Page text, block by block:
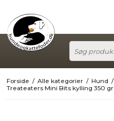
Forside / Alle kategorier / Hund /
Treateaters Mini Bits kylling 350 gr